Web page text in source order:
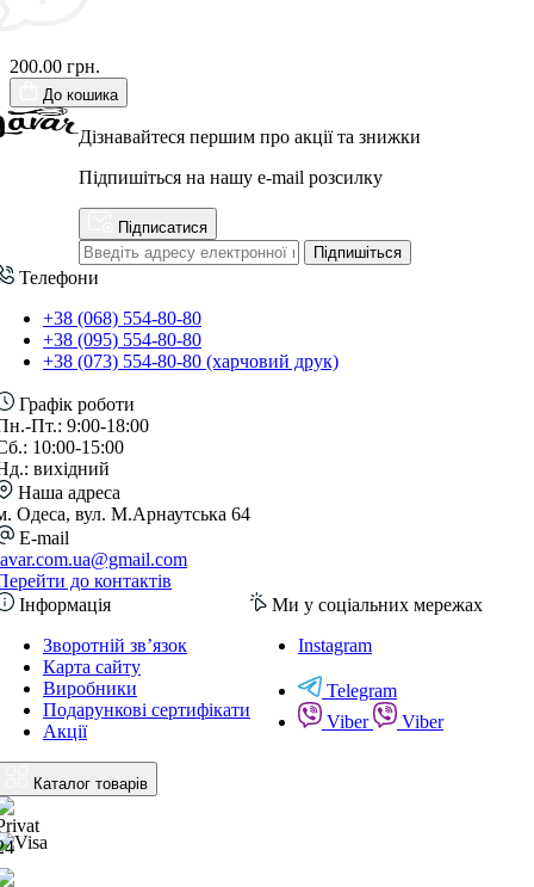
200.00 грн.
До кошика
Дізнавайтеся першим про акції та знижки
Підпишіться на нашу e-mail розсилку
Підписатися
Підпишіться
Телефони
+38 (068) 554-80-80
+38 (095) 554-80-80
+38 (073) 554-80-80 (харчовий друк)
Графік роботи
Пт.: 9:00-18:00
10:00-15:00
вихідний
Наша адреса
Одеса, вул. М.Арнаутська 64
E-mail
до контактів
Інформація
Зворотній зв’язок
Карта сайту
Виробники
Подарункові сертифікати
Акції
Каталог товарів
Ми у соціальних мережах
Instagram
Telegram
Viber
Viber